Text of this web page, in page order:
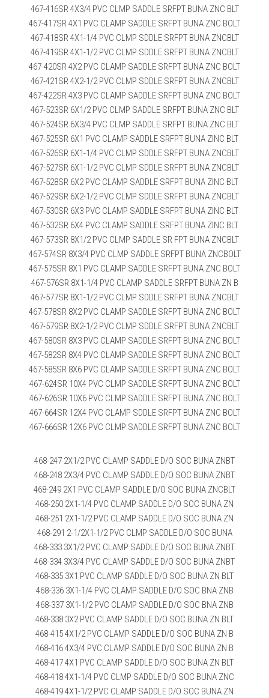
467-416SR 4X3/4 PVC CLMP SADDLE SRFPT BUNA ZNC BLT
467-417SR 4X1 PVC CLAMP SADDLE SRFPT BUNA ZNC BOLT
467-418SR 4X1-1/4 PVC CLMP SDDLE SRFPT BUNA ZNCBLT
467-419SR 4X1-1/2 PVC CLMP SDDLE SRFPT BUNA ZNCBLT
467-420SR 4X2 PVC CLAMP SADDLE SRFPT BUNA ZNC BOLT
467-421SR 4X2-1/2 PVC CLMP SDDLE SRFPT BUNA ZNCBLT
467-422SR 4X3 PVC CLAMP SADDLE SRFPT BUNA ZNC BOLT
467-523SR 6X1/2 PVC CLMP SADDLE SRFPT BUNA ZNC BLT
467-524SR 6X3/4 PVC CLMP SADDLE SRFPT BUNA ZNC BLT
467-525SR 6X1 PVC CLAMP SADDLE SRFPT BUNA ZINC BLT
467-526SR 6X1-1/4 PVC CLMP SDDLE SRFPT BUNA ZNCBLT
467-527SR 6X1-1/2 PVC CLMP SDDLE SRFPT BUNA ZNCBLT
467-528SR 6X2 PVC CLAMP SADDLE SRFPT BUNA ZINC BLT
467-529SR 6X2-1/2 PVC CLMP SDDLE SRFPT BUNA ZNCBLT
467-530SR 6X3 PVC CLAMP SADDLE SRFPT BUNA ZINC BLT
467-532SR 6X4 PVC CLAMP SADDLE SRFPT BUNA ZINC BLT
467-573SR 8X1/2 PVC CLMP SADDLE SR FPT BUNA ZNCBLT
467-574SR 8X3/4 PVC CLMP SADDLE SRFPT BUNA ZNCBOLT
467-575SR 8X1 PVC CLAMP SADDLE SRFPT BUNA ZNC BOLT
467-576SR 8X1-1/4 PVC CLAMP SADDLE SRFPT BUNA ZN B
467-577SR 8X1-1/2 PVC CLMP SDDLE SRFPT BUNA ZNCBLT
467-578SR 8X2 PVC CLAMP SADDLE SRFPT BUNA ZNC BOLT
467-579SR 8X2-1/2 PVC CLMP SDDLE SRFPT BUNA ZNCBLT
467-580SR 8X3 PVC CLAMP SADDLE SRFPT BUNA ZNC BOLT
467-582SR 8X4 PVC CLAMP SADDLE SRFPT BUNA ZNC BOLT
467-585SR 8X6 PVC CLAMP SADDLE SRFPT BUNA ZNC BOLT
467-624SR 10X4 PVC CLMP SADDLE SRFPT BUNA ZNC BOLT
467-626SR 10X6 PVC CLMP SADDLE SRFPT BUNA ZNC BOLT
467-664SR 12X4 PVC CLAMP SDDLE SRFPT BUNA ZNC BOLT
467-666SR 12X6 PVC CLMP SADDLE SRFPT BUNA ZNC BOLT
468-247 2X1/2 PVC CLAMP SADDLE D/O SOC BUNA ZNBT
468-248 2X3/4 PVC CLAMP SADDLE D/O SOC BUNA ZNBT
468-249 2X1 PVC CLAMP SADDLE D/O SOC BUNA ZNCBLT
468-250 2X1-1/4 PVC CLAMP SADDLE D/O SOC BUNA ZN
468-251 2X1-1/2 PVC CLAMP SADDLE D/O SOC BUNA ZN
468-291 2-1/2X1-1/2 PVC CLMP SADDLE D/O SOC BUNA
468-333 3X1/2 PVC CLAMP SADDLE D/O SOC BUNA ZNBT
468-334 3X3/4 PVC CLAMP SADDLE D/O SOC BUNA ZNBT
468-335 3X1 PVC CLAMP SADDLE D/O SOC BUNA ZN BLT
468-336 3X1-1/4 PVC CLAMP SADDLE D/O SOC BNA ZNB
468-337 3X1-1/2 PVC CLAMP SADDLE D/O SOC BNA ZNB
468-338 3X2 PVC CLAMP SADDLE D/O SOC BUNA ZN BLT
468-415 4X1/2 PVC CLAMP SADDLE D/O SOC BUNA ZN B
468-416 4X3/4 PVC CLAMP SADDLE D/O SOC BUNA ZN B
468-417 4X1 PVC CLAMP SADDLE D/O SOC BUNA ZN BLT
468-418 4X1-1/4 PVC CLMP SADDLE D/O SOC BUNA ZNC
468-419 4X1-1/2 PVC CLAMP SADDLE D/O SOC BUNA ZN